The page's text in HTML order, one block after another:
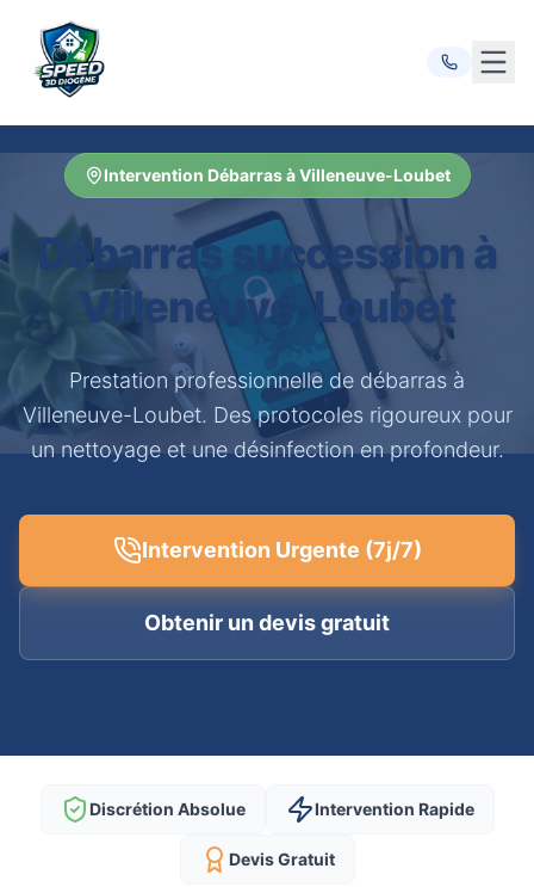
Intervention Débarras à Villeneuve-Loubet
Débarras succession à
Villeneuve-Loubet
Prestation professionnelle de débarras à
Villeneuve-Loubet. Des protocoles rigoureux pour
un nettoyage et une désinfection en profondeur.
Intervention Urgente (7j/7)
Obtenir un devis gratuit
Discrétion Absolue Intervention Rapide
Devis Gratuit